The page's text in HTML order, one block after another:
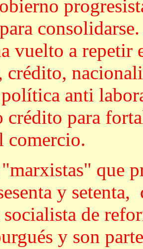
vuelto a
crédito,
anti
crédito para
comercio.
que
y
de
y son